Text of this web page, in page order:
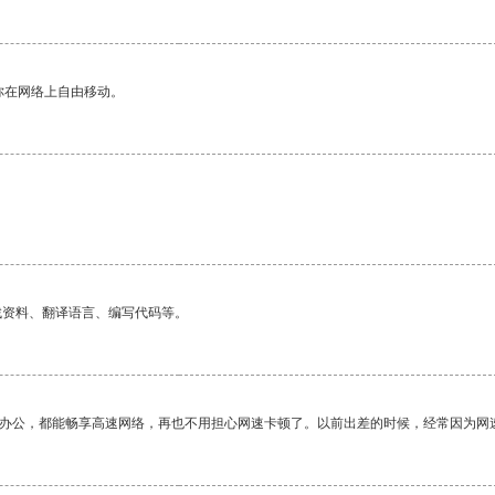
网络上自由移动。
料、翻译语言、编写代码等。
，都能畅享高速网络，再也不用担心网速卡顿了。以前出差的时候，经常因为